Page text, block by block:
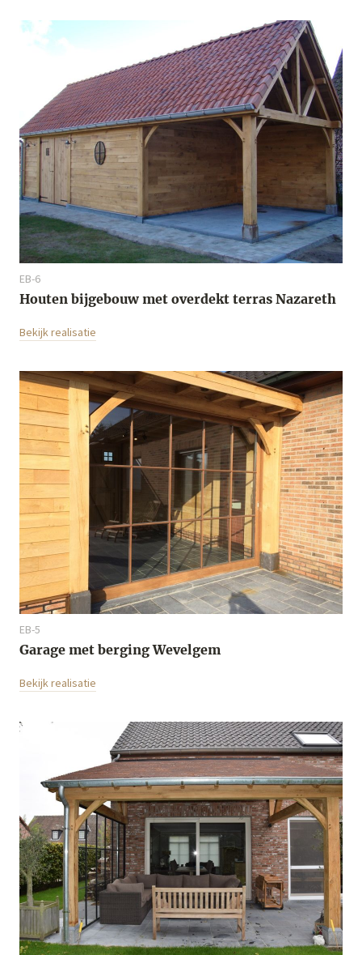
EB-6
Houten bijgebouw met overdekt terras Nazareth
Bekijk realisatie
EB-5
Garage met berging Wevelgem
Bekijk realisatie